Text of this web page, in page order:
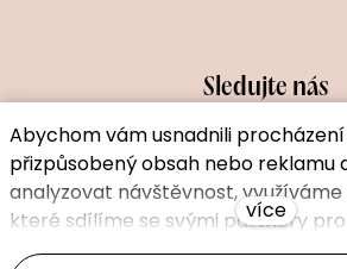
Sledujte nás
Abychom vám usnadnili
přizpůsobený obsah nebo reklamu
analyzovat návštěvnost,
které sdílíme se svými partnery
inzerci a analýzu. Jejich nastavení
více